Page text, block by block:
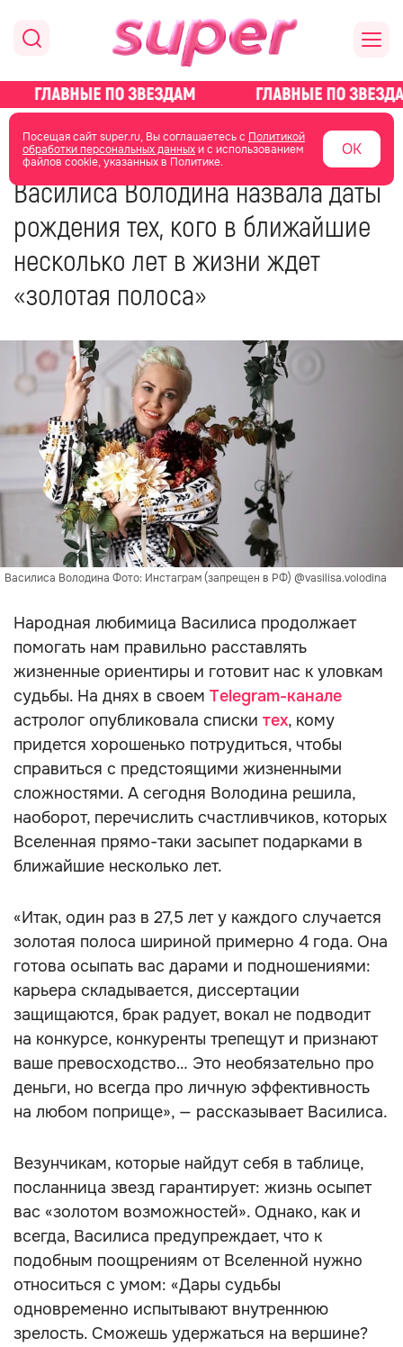
Посещая сайт super.ru, Вы соглашаетесь с Политикой
обработки персональных данныхи с использованием
файлов cookie, указанных в Политике.
ОК
главная новости о звездах
03 марта 2023 14:32
Василиса Володина назвала даты
рождения тех, кого в ближайшие
несколько лет в жизни ждет
«золотая полоса»
Василиса Володина Фото: Инстаграм (запрещен в РФ) @vasilisa.volodina
Народная любимица Василиса продолжает
помогать нам правильно расставлять
жизненные ориентиры и готовит нас к уловкам
судьбы. На днях в своем Telegram-канале
астролог опубликовала списки тех, кому
придется хорошенько потрудиться, чтобы
справиться с предстоящими жизненными
сложностями. А сегодня Володина решила,
наоборот, перечислить счастливчиков, которых
Вселенная прямо-таки засыпет подарками в
ближайшие несколько лет.
«Итак, один раз в 27,5 лет у каждого случается
золотая полоса шириной примерно 4 года. Она
готова осыпать вас дарами и подношениями:
карьера складывается, диссертации
защищаются, брак радует, вокал не подводит
на конкурсе, конкуренты трепещут и признают
ваше превосходство… Это необязательно про
деньги, но всегда про личную эффективность
на любом поприще», — рассказывает Василиса.
Везунчикам, которые найдут себя в таблице,
посланница звезд гарантирует: жизнь осыпет
вас «золотом возможностей». Однако, как и
всегда, Василиса предупреждает, что к
подобным поощрениям от Вселенной нужно
относиться с умом: «Дары судьбы
одновременно испытывают внутреннюю
зрелость. Сможешь удержаться на вершине?